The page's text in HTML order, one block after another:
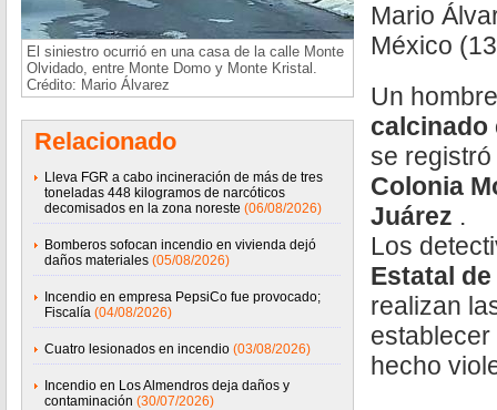
El siniestro ocurrió en una casa de la calle Monte
Olvidado, entre Monte Domo y Monte Kristal.
Crédito: Mario Álvarez
Relacionado
Lleva FGR a cabo incineración de más de tres
toneladas 448 kilogramos de narcóticos
decomisados en la zona noreste (06/08/2026)
Bomberos sofocan incendio en vivienda dejó
daños materiales (05/08/2026)
Incendio en empresa PepsiCo fue provocado;
Fiscalía (04/08/2026)
Cuatro lesionados en incendio (03/08/2026)
Incendio en Los Almendros deja daños y
contaminación (30/07/2026)
Mario
México
Un
calcinado
se
Colonia
Juárez .
Los
Estatal
realizan
hecho